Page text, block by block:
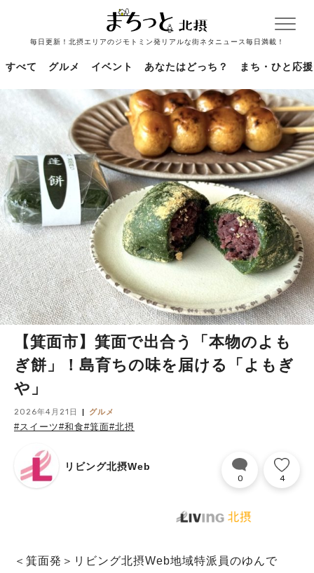
毎日更新！北摂エリアのジモトミン発リアルな街ネタニュース毎日満載！
すべて グルメ イベント あなたはどっち？ まち・ひと応援
【箕面市】箕面で出合う「本物のよも
ぎ餅」！島育ちの味を届ける「よもぎ
や」
2026年4月21日 グルメ
#スイーツ#和食#箕面#北摂
リビング北摂Web
0 4
＜箕面発＞リビング北摂Web地域特派員のゆんで